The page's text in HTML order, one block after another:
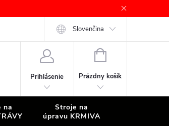
Slovenčina
Prihlásenie
NÁKUPNÝ
Prázdny košík
na
Stroje na
úpravu KRMIVA